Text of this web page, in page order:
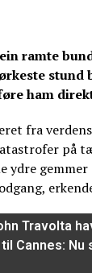
ramte
stund
ham
fra
på
ydre
Travolta
Cannes: Nu